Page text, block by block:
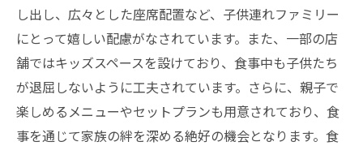
し出し、広々とした座席配置など、子供連れファミリー
にとって嬉しい配慮がなされています。また、一部の店
舗ではキッズスペースを設けており、食事中も子供たち
が退屈しないように工夫されています。さらに、親子で
楽しめるメニューやセットプランも用意されており、食
事を通じて家族の絆を深める絶好の機会となります。食